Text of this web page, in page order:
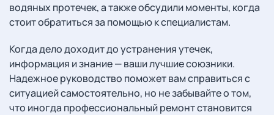
водяных протечек, а также обсудили моменты, когда
стоит обратиться за помощью к специалистам.
Когда дело доходит до устранения утечек,
информация и знание — ваши лучшие союзники.
Надежное руководство поможет вам справиться с
ситуацией самостоятельно, но не забывайте о том,
что иногда профессиональный ремонт становится